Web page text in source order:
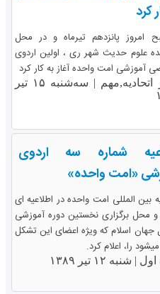
کرد
امروز پانزدهم تیرماه و در محل
علوم حدیث شهر ری ، اولین اردوی
آموزشی امت واحده آغاز به کار کرد
اتحادیه,مهم |
سه‌شنبه ۱۵ تیر
شماره سه اردوی
«امت واحده»
بین المللی امت واحده در اطلاعیه ای
و محل برگزاری نخستین دوره آموزشی
جهان اسلام که ویژه اعضای این تشکل
میشود را، اعلام کرد.
اول | شنبه ۱۲ تیر ۱۳۸۹